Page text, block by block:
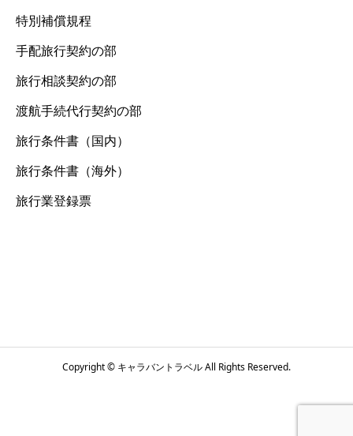
特別補償規程
手配旅行契約の部
旅行相談契約の部
渡航手続代行契約の部
旅行条件書（国内）
旅行条件書（海外）
旅行業登録票
Copyright © キャラバントラベル All Rights Reserved.